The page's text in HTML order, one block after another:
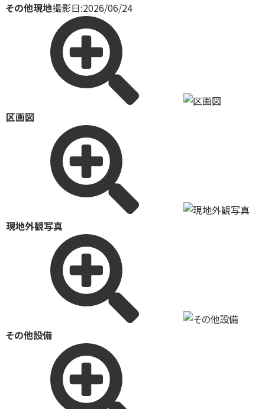
その他現地撮影日:2026/06/24
区画図
現地外観写真
その他設備